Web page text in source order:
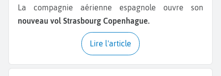
La compagnie aérienne espagnole ouvre son
nouveau vol Strasbourg Copenhague.
Lire l'article